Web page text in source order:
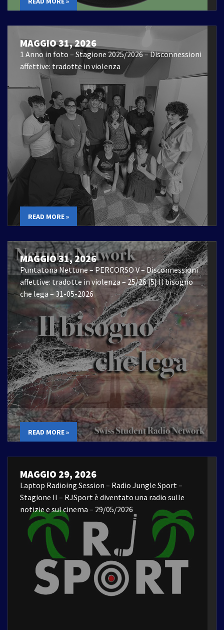
MAGGIO 31, 2026
1 Anno in foto – Stagione 2025/2026 – Disconnessioni
affettive: tradotte in violenza
READ MORE »
MAGGIO 31, 2026
Puntatona Nettune – PERCORSO V – Disconnessioni
affettive: tradotte in violenza – 25/26 |5| Il bisogno
che lega – 31-05-2026
READ MORE »
MAGGIO 29, 2026
Laptop Radioing Session – Radio Jungle Sport –
Stagione II – RJSport è diventato una radio sulle
notizie e sul cinema – 29/05/2026